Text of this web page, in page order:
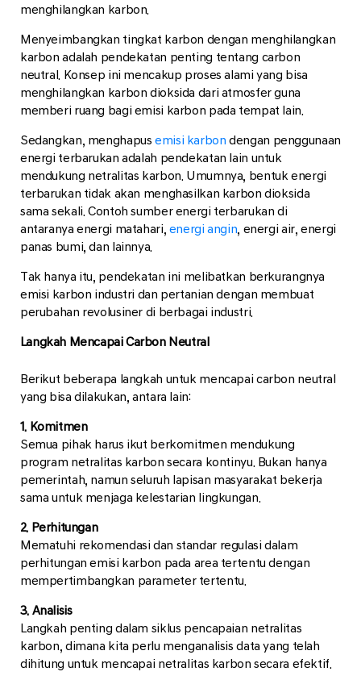
menghilangkan karbon.
Menyeimbangkan tingkat karbon dengan menghilangkan
karbon adalah pendekatan penting tentang carbon
neutral. Konsep ini mencakup proses alami yang bisa
menghilangkan karbon dioksida dari atmosfer guna
memberi ruang bagi emisi karbon pada tempat lain.
Sedangkan, menghapus emisi karbon dengan penggunaan
energi terbarukan adalah pendekatan lain untuk
mendukung netralitas karbon. Umumnya, bentuk energi
terbarukan tidak akan menghasilkan karbon dioksida
sama sekali. Contoh sumber energi terbarukan di
antaranya energi matahari, energi angin, energi air, energi
panas bumi, dan lainnya.
Tak hanya itu, pendekatan ini melibatkan berkurangnya
emisi karbon industri dan pertanian dengan membuat
perubahan revolusiner di berbagai industri.
Langkah Mencapai Carbon Neutral
Berikut beberapa langkah untuk mencapai carbon neutral
yang bisa dilakukan, antara lain:
1. Komitmen
Semua pihak harus ikut berkomitmen mendukung
program netralitas karbon secara kontinyu. Bukan hanya
pemerintah, namun seluruh lapisan masyarakat bekerja
sama untuk menjaga kelestarian lingkungan.
2. Perhitungan
Mematuhi rekomendasi dan standar regulasi dalam
perhitungan emisi karbon pada area tertentu dengan
mempertimbangkan parameter tertentu.
3. Analisis
Langkah penting dalam siklus pencapaian netralitas
karbon, dimana kita perlu menganalisis data yang telah
dihitung untuk mencapai netralitas karbon secara efektif.